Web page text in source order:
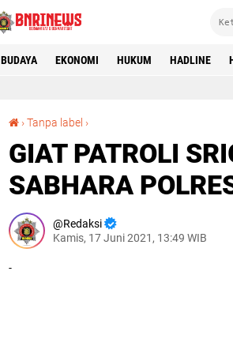
BUDAYA EKONOMI HUKUM HADLINE
›Tanpa label ›
GIAT PATROLI
SABHARA
Redaksi
Kamis, 17 Juni 2021, 13:49 WIB
-